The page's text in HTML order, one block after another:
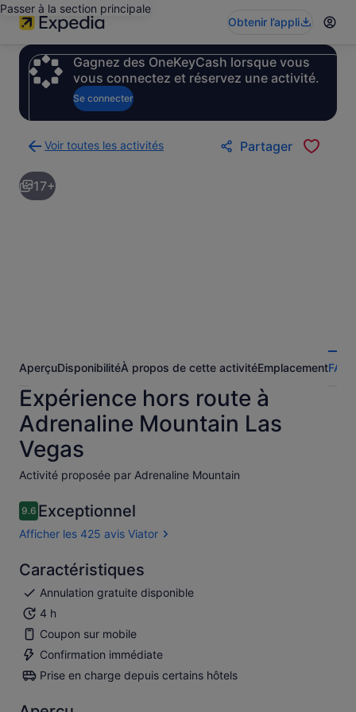
Passer à la section principale
Obtenir l’appli
Gagnez des OneKeyCash lorsque vous
vous connectez et réservez une activité.
Se connecter
Voir toutes les activités
à
la
page
Partager
17+
AperçuDisponibilitéÀ propos de cette activitéEmplacementFAQ
Expérience hors route à
Adrenaline Mountain Las
Vegas
Activité proposée par Adrenaline Mountain
9.69.6 sur 10
Exceptionnel
Afficher les 425 avis Viator
Caractéristiques
Annulation gratuite disponible
4 h
Coupon sur mobile
Confirmation immédiate
Prise en charge depuis certains hôtels